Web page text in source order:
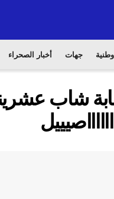
جهات أخبار الصحراء
شاب